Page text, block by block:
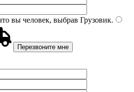
вы человек, выбрав Грузовик.